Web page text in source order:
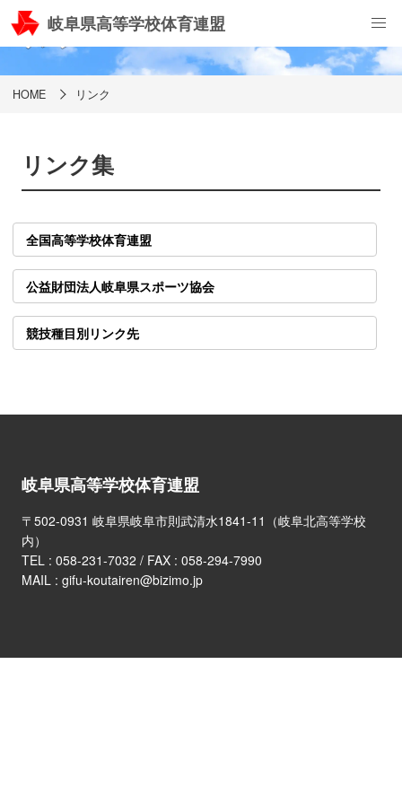
岐阜県高等学校体育連盟
リンク
HOME リンク
リンク集
全国高等学校体育連盟
公益財団法人岐阜県スポーツ協会
競技種目別リンク先
岐阜県高等学校体育連盟
〒502-0931 岐阜県岐阜市則武清水1841-11（岐阜北高等学校
内）
TEL : 058-231-7032 / FAX : 058-294-7990
MAIL : gifu-koutairen@bizimo.jp